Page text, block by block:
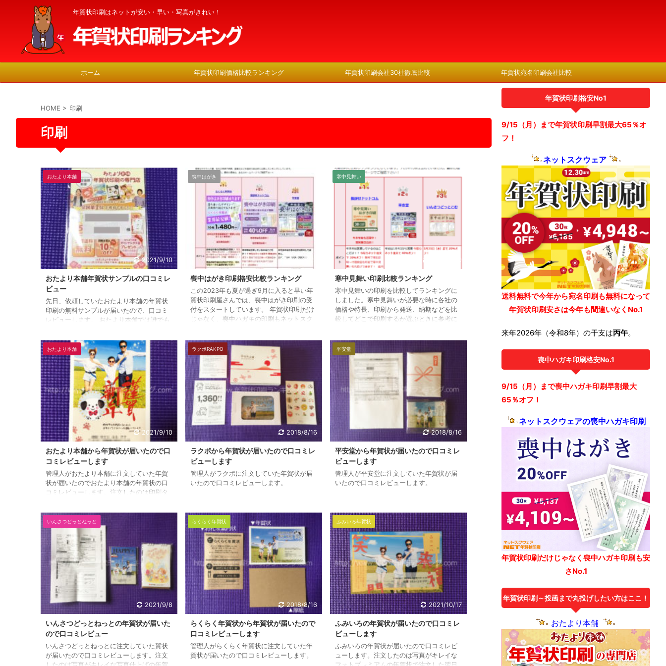
年賀状印刷はネットが安い・早い・写真がきれい！
ホーム 年賀状印刷価格比較ランキング 年賀状印刷会社30社徹底比較 年賀状宛名印刷会社比較
HOME > 印刷
印刷
おたより本舗
2021/9/10
おたより本舗年賀状サンプルの口コミレ
ビュー
先日、依頼していたおたより本舗の年賀状
印刷の無料サンプルが届いたので、口コミ
レビューします。 おたより本舗では誰でも
することができます。 無料サンプル請求ペ
ージはこちら⇒ おたより本舗年賀状印刷サ
ンプル 梱包状態 透明ビニール？ｗに梱包さ
れてます。 内容物 ①案内&お礼状 ②年賀
状印刷サンプル【直接印刷】 ③年賀状印刷
サンプル【プレミアム写真仕上げ】 ④年賀
状印刷サンプル【光沢仕上げ】 案内&お礼
状 案内状？の表面です。今年のおたより本
舗のサービス案内 ...
喪中はがき
2023/8/9
喪中はがき印刷格安比較ランキング
この2023年も夏が過ぎ9月に入ると早い年
賀状印刷屋さんでは、喪中はがき印刷の受
付をスタートしています。 年賀状印刷だけ
じゃなく、喪中ハガキの印刷もネットスク
す。 もし、喪中はがきを印刷する予定の方
は、早めに印刷を申込まれると超お得に激
安でオーダーできます。 また、喪中はがき
を出す時期は、相手が年賀状を書く前の10
月～12月上旬に届くように送りましょう。
喪中はがき印刷の選び方と安さの秘訣 喪中
はがき印刷の選び方には、価格だ ...
寒中見舞い
2018/8/19
寒中見舞い印刷比較ランキング
寒中見舞いの印刷を比較してランキングに
しました。寒中見舞いが必要な時に各社の
価格や特長、印刷から発送、納期などを比
較してどこで印刷するか選ぶときに参考に
おたより本舗
2021/9/10
おたより本舗から年賀状が届いたので口
コミレビューします
管理人がおたより本舗に注文していた年賀
状が届いたのでおたより本舗の年賀状の口
コミレビューします。注文したのは印刷タ
で印刷タイプは翌日のお昼にはポストに投
函されていました。驚異的なスピードで年
末の忙しいときに頼りになります。
ラクポRAKPO
2018/8/16
ラクポから年賀状が届いたので口コミレ
ビューします
管理人がラクポに注文していた年賀状が届
いたので口コミレビューします。
平安堂
2018/8/16
平安堂から年賀状が届いたので口コミレ
ビューします
管理人が平安堂に注文していた年賀状が届
いたので口コミレビューします。
いんさつどっとねっと
2021/9/8
いんさつどっとねっとの年賀状が届いた
ので口コミレビュー
いんさつどっとねっとに注文していた賀状
が届いたので口コミレビューします。注文
らくらく年賀状
2018/8/16
らくらく年賀状から年賀状が届いたので
口コミレビューします
管理人がらくらく年賀状に注文していた年
賀状が届いたので口コミレビューします。
ふみいろ年賀状
2021/10/17
ふみいろの年賀状が届いたので口コミレ
ビューします
ふみいろの年賀状が届いたので口コミレビ
ューします。注文したのは写真がキレイな
年賀状印刷格安No1
9/15（月）まで年賀状印刷早割最大65％オ
フ！
ネットスクウェア
送料無料で今年から宛名印刷も無料になって
年賀状印刷安さは今年も間違いなくNo.1
来年2026年（令和8年）の干支は丙午。
喪中ハガキ印刷格安No.1
9/15（月）まで喪中ハガキ印刷早割最大
65％オフ！
ネットスクウェアの喪中ハガキ印刷
年賀状印刷だけじゃなく喪中ハガキ印刷も安
さNo.1
年賀状印刷～投函まで丸投げしたい方はここ！
おたより本舗